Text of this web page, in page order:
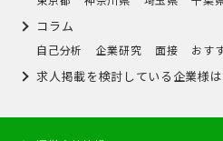
コラム
自己分析 企業研究 面接 おす
求人掲載を検討している企業様